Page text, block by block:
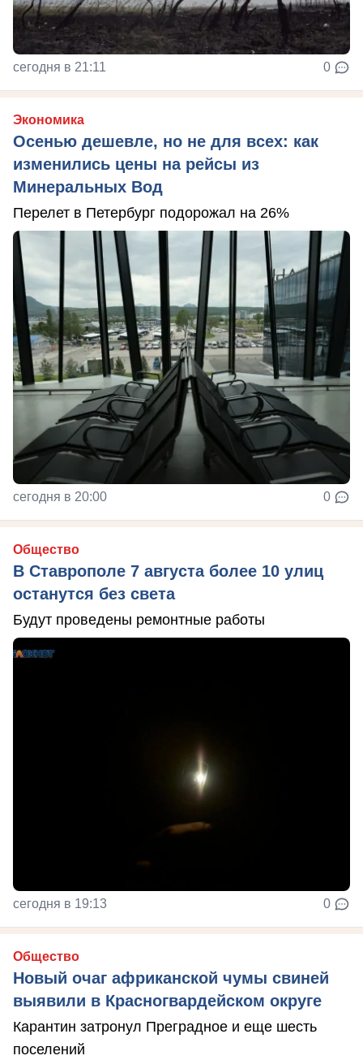
сегодня в 21:11 0
Экономика
Осенью дешевле, но не для всех: как
изменились цены на рейсы из
Минеральных Вод
Перелет в Петербург подорожал на 26%
сегодня в 20:00 0
Общество
В Ставрополе 7 августа более 10 улиц
останутся без света
Будут проведены ремонтные работы
сегодня в 19:13 0
Общество
Новый очаг африканской чумы свиней
выявили в Красногвардейском округе
Карантин затронул Преградное и еще шесть
поселений